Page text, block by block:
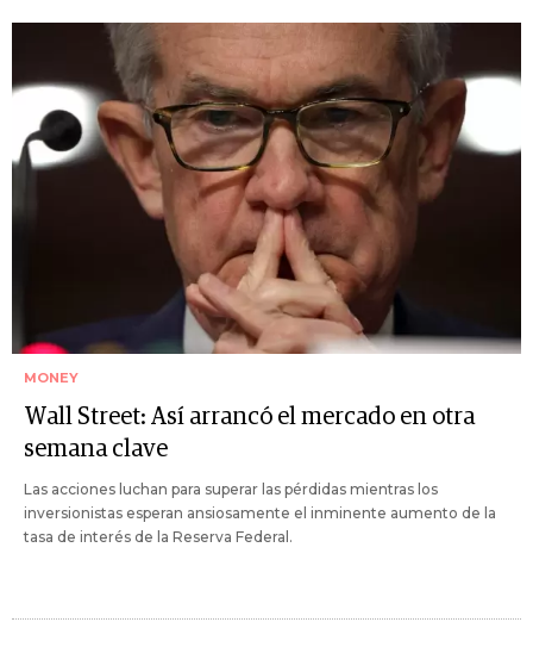
MONEY
Wall Street: Así arrancó el mercado en otra
semana clave
Las acciones luchan para superar las pérdidas mientras los
inversionistas esperan ansiosamente el inminente aumento de la
tasa de interés de la Reserva Federal.